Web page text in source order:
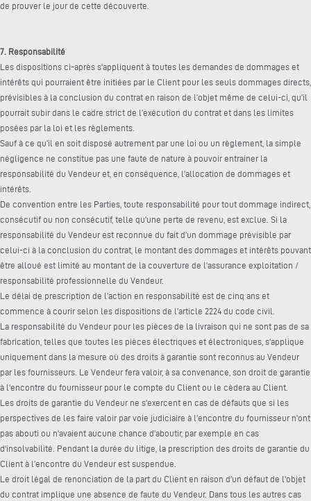
de prouver le jour de cette découverte.
7. Responsabilité
Les dispositions ci-après s'appliquent à toutes les demandes de dommages et
intérêts qui pourraient être initiées par le Client pour les seuls dommages directs,
prévisibles à la conclusion du contrat en raison de l’objet même de celui-ci, qu’il
pourrait subir dans le cadre strict de l’exécution du contrat et dans les limites
posées par la loi et les règlements.
Sauf à ce qu’il en soit disposé autrement par une loi ou un règlement, la simple
négligence ne constitue pas une faute de nature à pouvoir entrainer la
responsabilité du Vendeur et, en conséquence, l’allocation de dommages et
intérêts.
De convention entre les Parties, toute responsabilité pour tout dommage indirect,
consécutif ou non consécutif, telle qu'une perte de revenu, est exclue. Si la
responsabilité du Vendeur est reconnue du fait d’un dommage prévisible par
celui-ci à la conclusion du contrat, le montant des dommages et intérêts pouvant
être alloué est limité au montant de la couverture de l’assurance exploitation /
responsabilité professionnelle du Vendeur.
Le délai de prescription de l’action en responsabilité est de cinq ans et
commence à courir selon les dispositions de l’article 2224 du code civil.
La responsabilité du Vendeur pour les pièces de la livraison qui ne sont pas de sa
fabrication, telles que toutes les pièces électriques et électroniques, s'applique
uniquement dans la mesure où des droits à garantie sont reconnus au Vendeur
par les fournisseurs. Le Vendeur fera valoir, à sa convenance, son droit de garantie
à l'encontre du fournisseur pour le compte du Client ou le cèdera au Client.
Les droits de garantie du Vendeur ne s'exercent en cas de défauts que si les
perspectives de les faire valoir par voie judiciaire à l'encontre du fournisseur n'ont
pas abouti ou n'avaient aucune chance d'aboutir, par exemple en cas
d'insolvabilité. Pendant la durée du litige, la prescription des droits de garantie du
Client à l’encontre du Vendeur est suspendue.
Le droit légal de renonciation de la part du Client en raison d'un défaut de l'objet
du contrat implique une absence de faute du Vendeur. Dans tous les autres cas